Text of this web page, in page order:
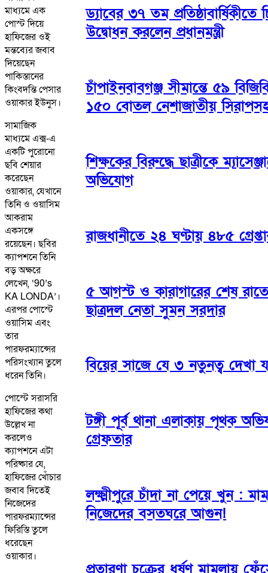
মাধ্যমে এক
পোস্ট দিয়ে
হাফিজের ওই
মন্তব্যের জবাব
দিয়েছেন
পাকিস্তানের
কিংবদন্তি পেসার
ওয়াকার ইউনুস।
সামাজিক
মাধ্যমে এক্স-এ
একটি পুরোনো
ছবি শেয়ার
করেছেন
ওয়াকার, যেখানে
তিনি ও ওয়াসিম
আকরাম
একসঙ্গে
রয়েছেন। ছবির
ক্যাপশনে তিনি
বড় অক্ষরে
লেখেন, ‘90’s
KA LONDA’।
এরপর পোস্টে
ওয়াসিম এবং
তার
পারফরম্যান্সের
পরিসংখ্যান তুলে
ধরেন তিনি।
পোস্টে সরাসরি
হাফিজের কথা
উল্লেখ না
করলেও
ক্যাপশনে এটা
পরিষ্কার যে,
হাফিজের খোঁচার
জবাব দিতেই
নিজেদের
পারফরম্যান্সের
ফিরিস্তি তুলে
ধরেছেন
ওয়াকার।
ড্যাবের ৩৭ তম
উদ্বোধন করলেন প্রধানমন্ত্রী
চাঁপাইনবাবগঞ্জ সীমান্তে ৫৯
১৫০ বোতল নেশাজাতীয়
শিক্ষকের বিরুদ্ধে ছাত্রীকে
অভিযোগ
রাজধানীতে ২৪ ঘণ্টায় ৪৮৫
৫ আগস্ট ও কারাগারের শেষ
ছাত্রদল নেতা সুমন সরদার
বিয়ের সাজে যে ৩ নতুনত্ব দেখা
টঙ্গী পূর্ব থানা এলাকায় পৃথক
গ্রেফতার
লক্ষ্মীপুরে চাঁদা না পেয়ে খুন :
নিজেদের বসতঘরে আগুন!
প্রতারণা চক্রের ধর্ষণ মামলায়